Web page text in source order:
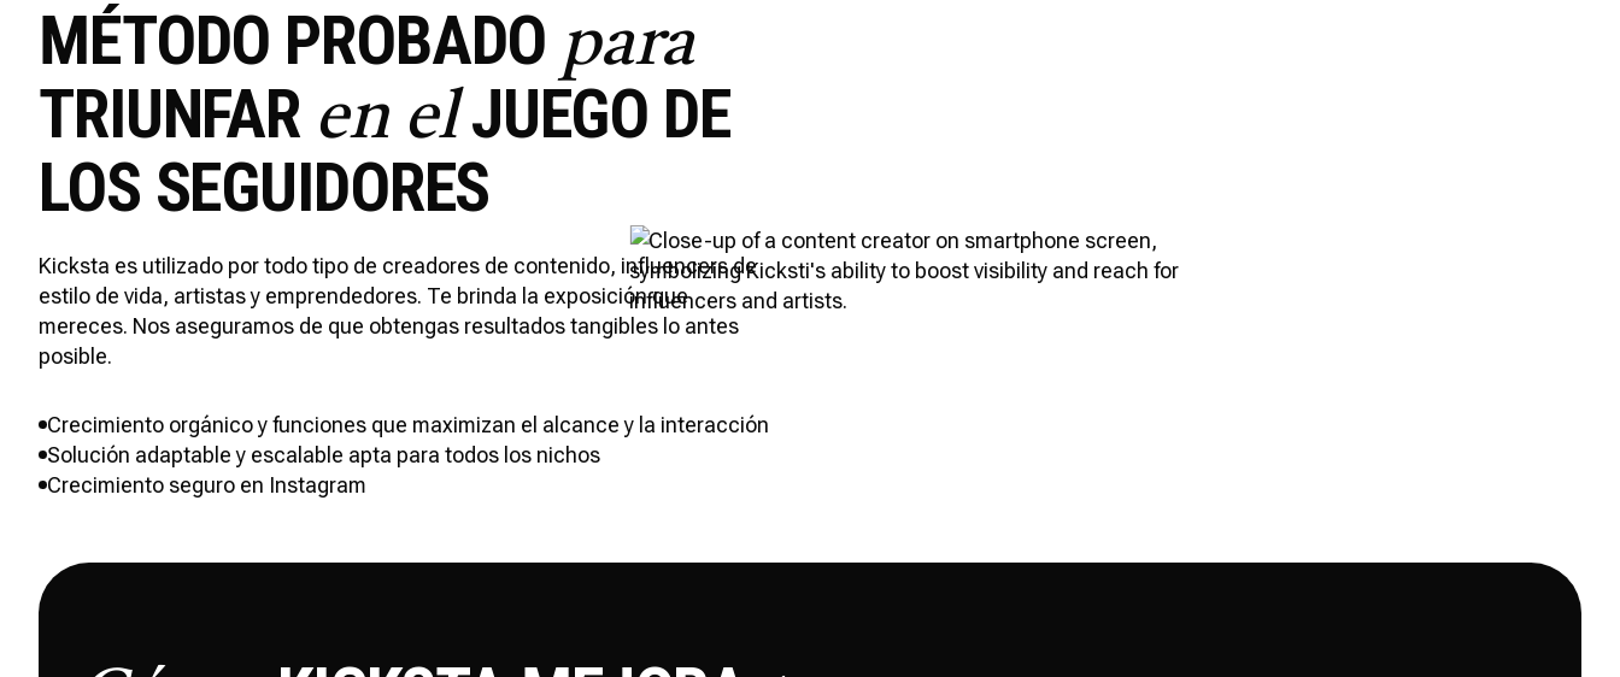
MÉTODO PROBADO para
TRIUNFAR en elJUEGO DE
LOS SEGUIDORES
Kicksta es utilizado por todo tipo de creadores de contenido, influencers de
estilo de vida, artistas y emprendedores. Te brinda la exposición que
mereces. Nos aseguramos de que obtengas resultados tangibles lo antes
posible.
Crecimiento orgánico y funciones que maximizan el alcance y la interacción
Solución adaptable y escalable apta para todos los nichos
Crecimiento seguro en Instagram